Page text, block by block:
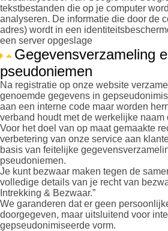
tekstbestanden die op je computer
analyseren. De informatie die door de
adres) wordt in een
een server opgeslage
Gegevensverzameling
pseudoniemen
Na registratie op onze website
genoemde gegevens in
aan een interne code maar worden
verband houdt met de werkelijke
Voor het doel van op maat gemaakte
verbetering van onze service aan
basis van feitelijke
pseudoniemen.
Je kunt bezwaar maken tegen de
volledige details van je recht van
Intrekking & Bezwaar.”
We garanderen dat er geen
doorgegeven, maar uitsluitend voor
gepseudonimiseerde vorm.